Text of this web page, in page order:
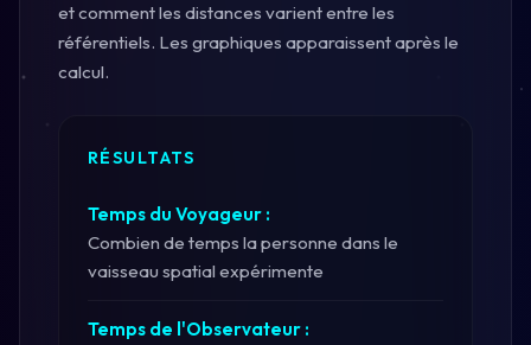
et comment les distances varient entre les
référentiels. Les graphiques apparaissent après le
calcul.
RÉSULTATS
Temps du Voyageur :
Combien de temps la personne dans le
vaisseau spatial expérimente
Temps de l'Observateur :